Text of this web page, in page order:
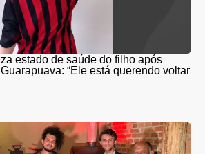
estado de saúde do filho após
“Ele está querendo voltar